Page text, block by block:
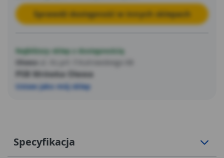
Sprawdź dostępność w innych sklepach
Najbliższy sklep z dostępnością
Oława
PSB Mrówka Oława
Ustaw jako mój sklep
Specyfikacja